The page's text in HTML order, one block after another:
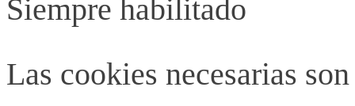
Siempre habilitado
Las cookies necesarias